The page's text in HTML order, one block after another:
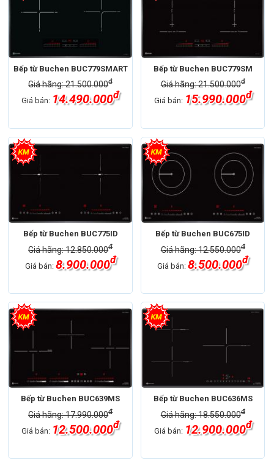
Bếp từ Buchen BUC779SMART
Giá hãng: 21.500.000đ
Giá bán: 14.490.000đ
Bếp từ Buchen BUC779SM
Giá hãng: 21.500.000đ
Giá bán: 15.990.000đ
Bếp từ Buchen BUC775ID
Giá hãng: 12.850.000đ
Giá bán: 8.900.000đ
Bếp từ Buchen BUC675ID
Giá hãng: 12.550.000đ
Giá bán:8.500.000đ
Bếp từ Buchen BUC639MS
Giá hãng: 17.990.000đ
Giá bán: 12.500.000đ
Bếp từ Buchen BUC636MS
Giá hãng: 18.550.000đ
Giá bán: 12.900.000đ